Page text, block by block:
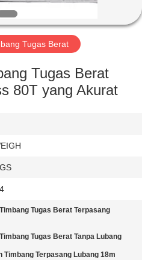
Tugas Berat
Tugas Berat
80T yang Akurat
Tugas Berat Terpasang
Tugas Berat Tanpa Lubang
Timbang Terpasang Lubang 18m